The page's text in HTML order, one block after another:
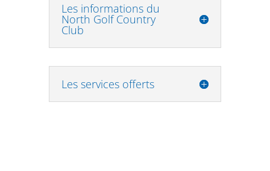
Les informations du
North Golf Country
Club
Les services offerts